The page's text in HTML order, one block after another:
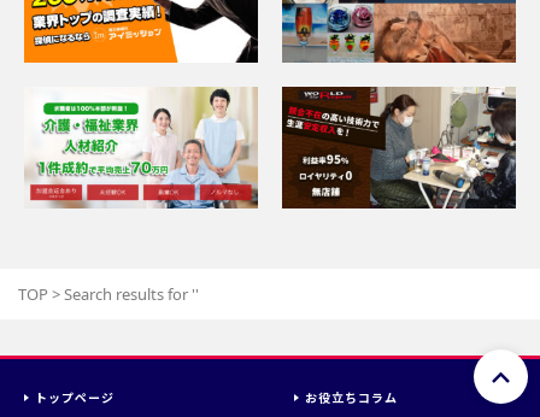
TOP >Search results for ''
トップページ
お役立ちコラム